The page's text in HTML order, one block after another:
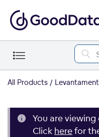
All Products
You are
Click herefor